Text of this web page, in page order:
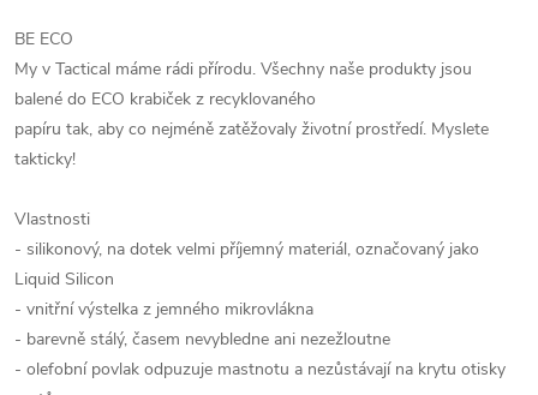
BE ECO
My v Tactical máme rádi přírodu. Všechny naše produkty jsou
balené do ECO krabiček z recyklovaného
papíru tak, aby co nejméně zatěžovaly životní prostředí. Myslete
takticky!
Vlastnosti
- silikonový, na dotek velmi příjemný materiál, označovaný jako
Liquid Silicon
- vnitřní výstelka z jemného mikrovlákna
- barevně stálý, časem nevybledne ani nezežloutne
- olefobní povlak odpuzuje mastnotu a nezůstávají na krytu otisky